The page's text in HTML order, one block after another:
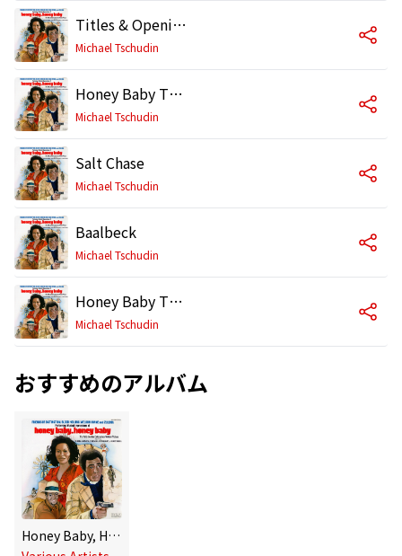
Titles & Openings
Michael Tschudin
Honey Baby Theme
Michael Tschudin
Salt Chase
Michael Tschudin
Baalbeck
Michael Tschudin
Honey Baby Theme (Instrumental)
Michael Tschudin
おすすめのアルバム
Honey Baby, Honey Baby